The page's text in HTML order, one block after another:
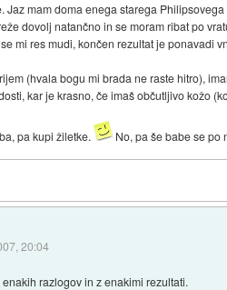
Jaz mam doma enega starega
dovolj natančno in se moram ribat po
mi res mudi, končen rezultat je ponavadi
(hvala bogu mi brada ne raste hitro),
kar je krasno, če imaš občutljivo kožo
pa kupi žiletke. No, pa še babe se po
20:04
razlogov in z enakimi rezultati.